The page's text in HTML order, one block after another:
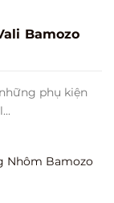
Bamozo
phụ kiện